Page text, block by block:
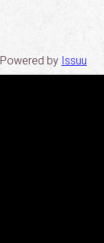
Powered by Issuu